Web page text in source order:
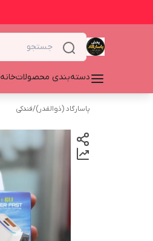
دسته‌بندی محصولاتخانه
پاسارگاد (ذوالقدر)/فندکی